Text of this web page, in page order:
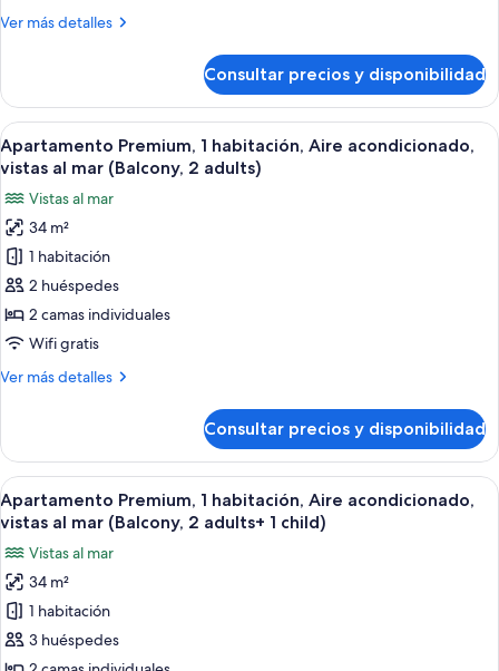
acondicionado,
mar
(Balcony,
1
adult)
Ver más detalles
Más
Premium,
habitación,
Aire
vistas
al
mar
(Balcony,
Consultar precios y disponibilidad
Abrir
todas
fotos
de
Apartamento
Premium,
1
habitación,
acondicionado,
mar
(Balcony,
2
adults)
Una terraza con mesa y sillas, un
12
Apartamento Premium, 1 habitación, Aire acondicionado,
vistas al mar (Balcony, 2 adults)
Vistas al mar
34 m²
1 habitación
2 huéspedes
2 camas individuales
Wifi gratis
Ver más detalles
Más
Premium,
habitación,
Aire
vistas
al
mar
(Balcony,
2
Consultar precios y disponibilidad
Abrir
todas
fotos
de
Apartamento
Premium,
Una terraza con mesa y sillas, un
12
Apartamento Premium, 1 habitación, Aire acondicionado,
vistas al mar (Balcony, 2 adults+ 1 child)
Vistas al mar
34 m²
1 habitación
3 huéspedes